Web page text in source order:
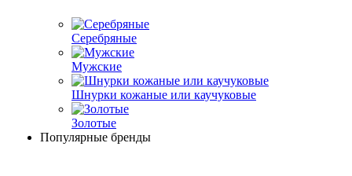
Серебряные
Мужские
Шнурки кожаные или каучуковые
Золотые
Популярные бренды